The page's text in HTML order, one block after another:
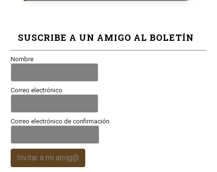
SUSCRIBE A UN AMIGO AL BOLETÍN
Nombre
Correo electrónico
Correo electrónico de confirmación
Invitar a mi amig@